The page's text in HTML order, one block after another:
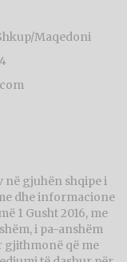
Maqedoni
gjuhën shqipe i
dhe informacione
1 Gusht 2016, me
i pa-anshëm
gjithmonë që me